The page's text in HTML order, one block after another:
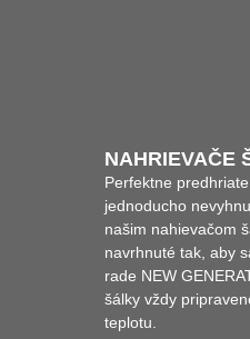
NAHRIEVAČE
Perfektne
jednoducho
našim nahievačom
navrhnuté tak, aby
rade NEW
šálky vždy
teplotu.